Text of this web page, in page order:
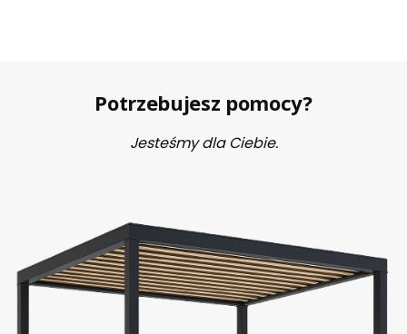
Potrzebujesz pomocy?
Jesteśmy dla Ciebie.